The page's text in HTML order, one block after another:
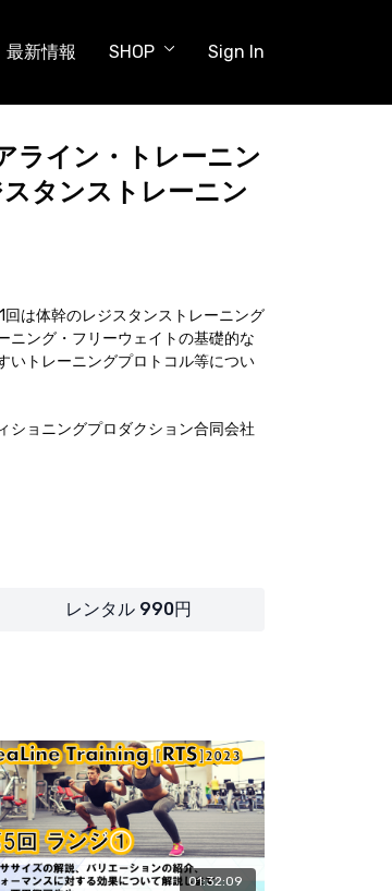
最新情報 SHOP Sign In
イン・トレーニン
タンストレーニン
は体幹のレジスタンストレーニング
ング・フリーウェイトの基礎的な
いトレーニングプロトコル等につい
ショニングプロダクション合同会社
レンタル 990円
01:32:09